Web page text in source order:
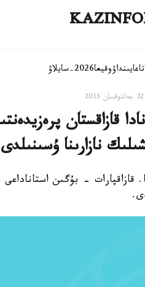
تاعايىنداۋوقيعا2026-سايلاۋ
قازاقستان
نازارىنا ۇسىنىلدى
قازاقپارات - بۇگىن